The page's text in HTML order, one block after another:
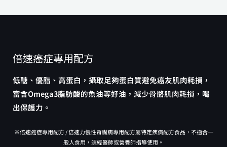
倍速癌症專用配方
低醣、優脂、高蛋白，攝取足夠蛋白質避免癌友肌肉耗損，
富含Omega3脂肪酸的魚油等好油，減少骨骼肌肉耗損，喝
出保護力。
※倍速癌症專用配方 / 倍速力慢性腎臟病專用配方屬特定疾病配方食品，不適合一
般人食用，須經醫師或營養師指導使用。